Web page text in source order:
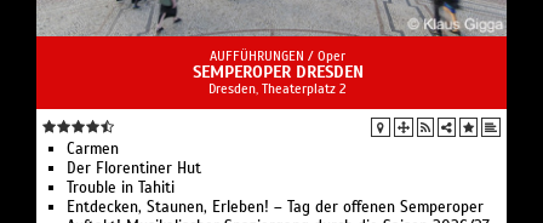
AUFFÜHRUNGEN / Oper
SEMPEROPER DRESDEN
Dresden, Theaterplatz 2
Carmen
Der Florentiner Hut
Trouble in Tahiti
Entdecken, Staunen, Erleben! – Tag der offenen Semperoper